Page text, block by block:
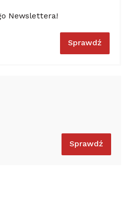
Newslettera!
Sprawdź
Sprawdź